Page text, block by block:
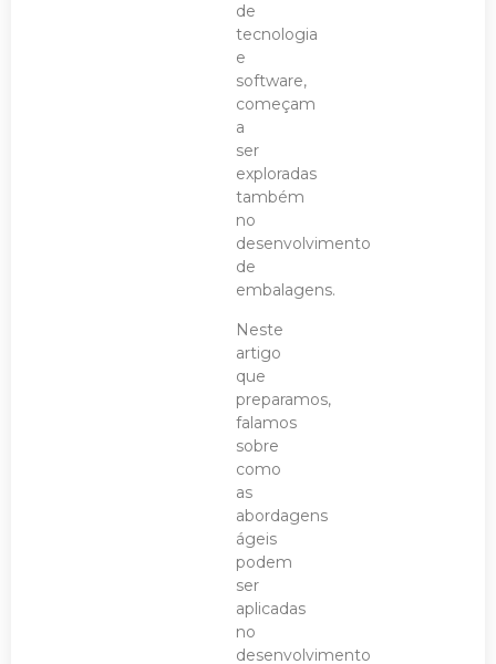
de
tecnologia
e
software,
começam
a
ser
exploradas
também
no
desenvolvimento
de
embalagens.
Neste
artigo
que
preparamos,
falamos
sobre
como
as
abordagens
ágeis
podem
ser
aplicadas
no
desenvolvimento